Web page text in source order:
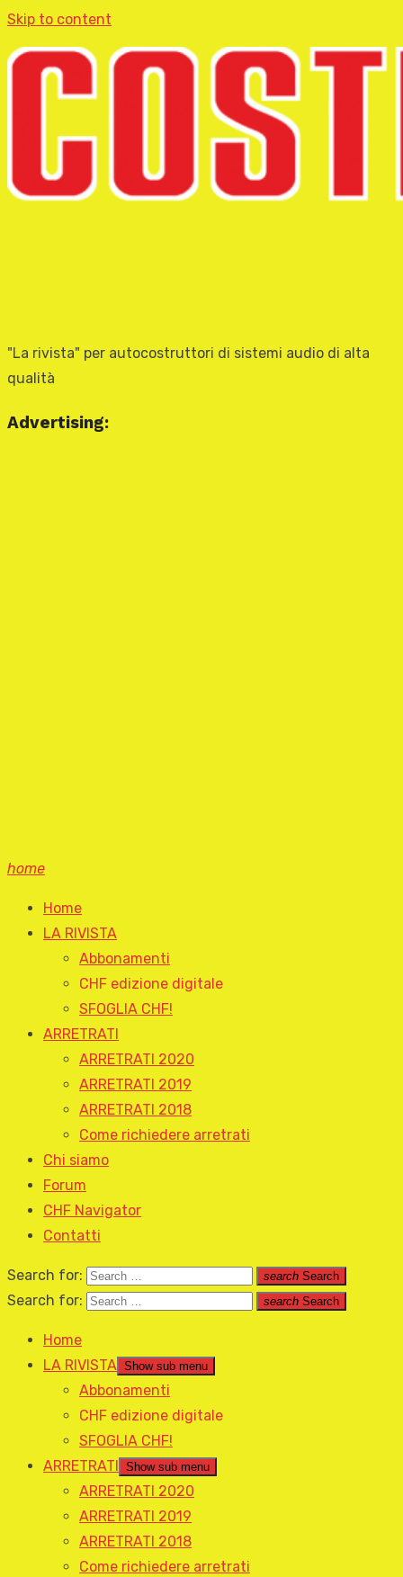
Skip to content
"La rivista" per autocostruttori di sistemi audio di alta
qualità
Advertising:
home
Home
LA RIVISTA
Abbonamenti
CHF edizione digitale
SFOGLIA CHF!
ARRETRATI
ARRETRATI 2020
ARRETRATI 2019
ARRETRATI 2018
Come richiedere arretrati
Chi siamo
Forum
CHF Navigator
Contatti
Search for: search Search
Search for: search Search
Home
LA RIVISTA Show sub menu
Abbonamenti
CHF edizione digitale
SFOGLIA CHF!
ARRETRATI
Show sub menu
ARRETRATI 2020
ARRETRATI 2019
ARRETRATI 2018
Come richiedere arretrati